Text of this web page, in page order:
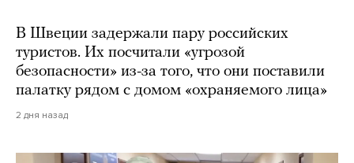
В Швеции задержали пару российских
туристов. Их посчитали «угрозой
безопасности» из-за того, что они поставили
палатку рядом с домом «охраняемого лица»
2 дня назад